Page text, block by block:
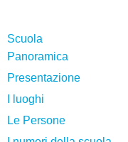
Scuola
Panoramica
Presentazione
I luoghi
Le Persone